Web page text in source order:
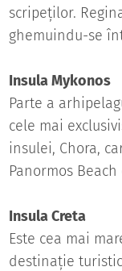
scripeților.
ghemuindu-se
Insula Mykonos
Parte a
cele mai
insulei, Chora,
Panormos
Insula Creta
Este cea mai
destinație